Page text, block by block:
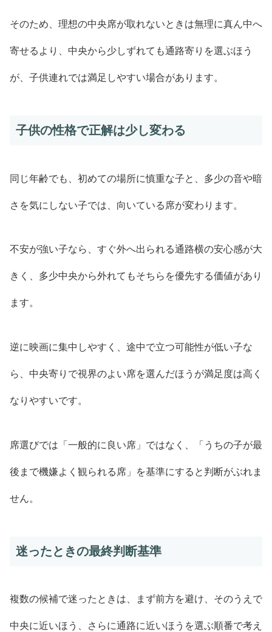
そのため、理想の中央席が取れないときは無理に真ん中へ
寄せるより、中央から少しずれても通路寄りを選ぶほう
が、子供連れでは満足しやすい場合があります。
子供の性格で正解は少し変わる
同じ年齢でも、初めての場所に慎重な子と、多少の音や暗
さを気にしない子では、向いている席が変わります。
不安が強い子なら、すぐ外へ出られる通路横の安心感が大
きく、多少中央から外れてもそちらを優先する価値があり
ます。
逆に映画に集中しやすく、途中で立つ可能性が低い子な
ら、中央寄りで視界のよい席を選んだほうが満足度は高く
なりやすいです。
席選びでは「一般的に良い席」ではなく、「うちの子が最
後まで機嫌よく観られる席」を基準にすると判断がぶれま
せん。
迷ったときの最終判断基準
複数の候補で迷ったときは、まず前方を避け、そのうえで
中央に近いほう、さらに通路に近いほうを選ぶ順番で考え